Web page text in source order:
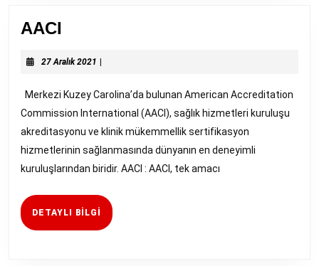
AACI
27 Aralık 2021 27
Merkezi Kuzey Carolina’da bulunan American Accreditation
Commission International (AACI), sağlık hizmetleri kuruluşu
akreditasyonu ve klinik mükemmellik sertifikasyon
hizmetlerinin sağlanmasında dünyanın en deneyimli
kuruluşlarından biridir. AACI : AACI, tek amacı
DETAYLI BILGI
DETAYLI
BILGI